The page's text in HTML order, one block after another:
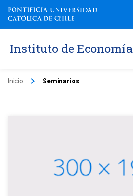
Instituto de Economía
Inicio keyboard_arrow_right Seminarios